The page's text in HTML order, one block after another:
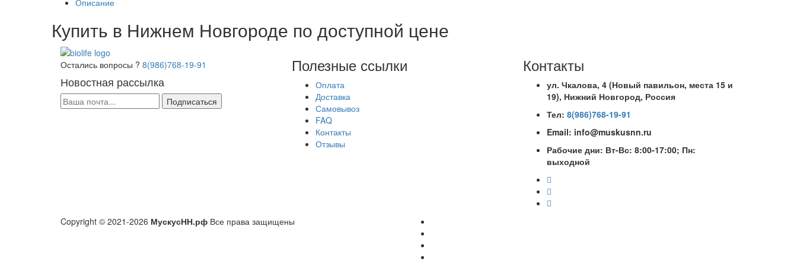
Описание
Купить в Нижнем Новгороде по доступной цене
Остались вопросы ? 8(986)768-19-91
Новостная рассылка
Подписаться
Полезные ссылки
Оплата
Доставка
Самовывоз
FAQ
Контакты
Отзывы
Контакты
ул. Чкалова, 4 (Новый павильон, места 15 и
19), Нижний Новгород, Россия
Тел: 8(986)768-19-91
Email: info@muskusnn.ru
Рабочие дни: Вт-Вс: 8:00-17:00; Пн:
выходной
Copyright © 2021-2026 МускусНН.рф Все права защищены